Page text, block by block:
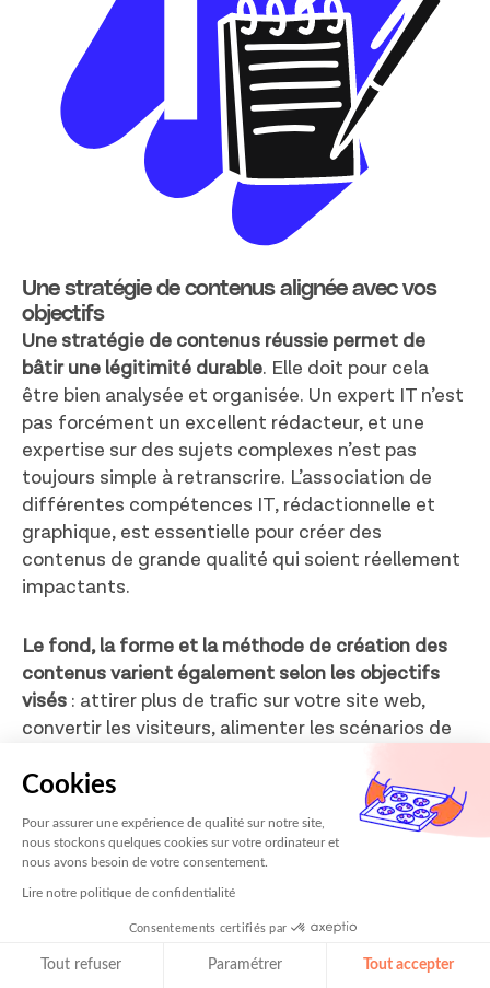
Cookies
Pour assurer une expérience de qualité sur notre site,
nous stockons quelques cookies sur votre ordinateur et
nous avons besoin de votre consentement.
Lire notre politique de confidentialité
Consentements certifiés par
Tout refuser Paramétrer Tout accepter
Une stratégie de contenus alignée avec vos
objectifs
Une stratégie de contenus réussie permet de
bâtir une légitimité durable. Elle doit pour cela
être bien analysée et organisée. Un expert IT n’est
pas forcément un excellent rédacteur, et une
expertise sur des sujets complexes n’est pas
toujours simple à retranscrire. L’association de
différentes compétences IT, rédactionnelle et
graphique, est essentielle pour créer des
contenus de grande qualité qui soient réellement
impactants.
Le fond, la forme et la méthode de création des
contenus varient également selon les objectifs
visés : attirer plus de trafic sur votre site web,
convertir les visiteurs, alimenter les scénarios de
réseaux sociaux, etc.